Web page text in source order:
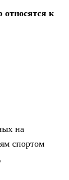
к
на
спортом